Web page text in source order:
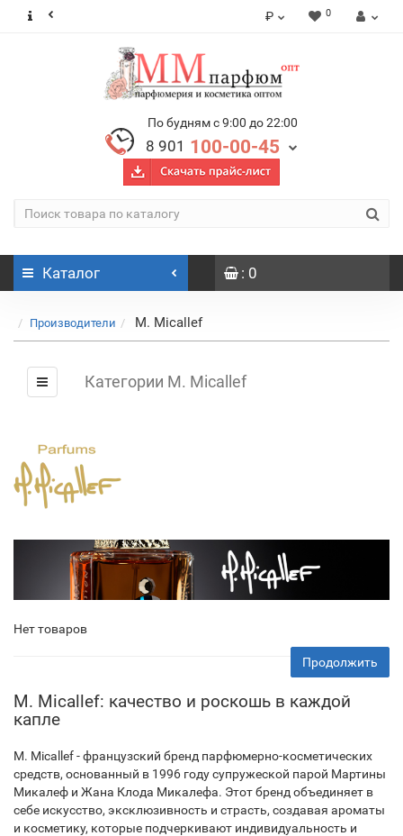
₽ 0
По будням с 9:00 до 22:00
8 901 100-00-45
Каталог : 0
Производители M. Micallef
Категории M. Micallef
Нет товаров
Продолжить
M. Micallef: качество и роскошь в каждой
капле
M. Micallef - французский бренд парфюмерно-косметических
средств, основанный в 1996 году супружеской парой Мартины
Микалеф и Жана Клода Микалефа. Этот бренд объединяет в
себе искусство, эксклюзивность и страсть, создавая ароматы
и косметику, которые подчеркивают индивидуальность и